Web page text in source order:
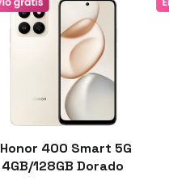
Honor 400 Smart 5G
4GB/128GB Dorado